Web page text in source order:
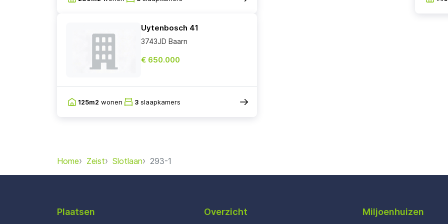
Uytenbosch 41
3743JD Baarn
€ 650.000
125m2 wonen 3 slaapkamers
Home Zeist Slotlaan 293-1
Plaatsen Overzicht Miljoenhuizen